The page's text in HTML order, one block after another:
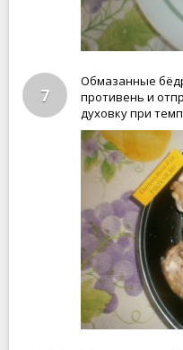
7
Обмазанные
противень и
духовку при